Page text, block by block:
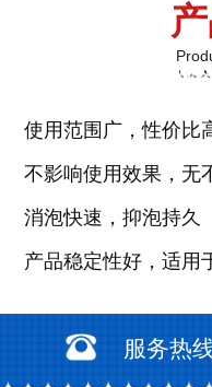
使用范围广，性价比
不影响使用效果，无
消泡快速，抑泡持久
产品稳定性好，适用
服务热